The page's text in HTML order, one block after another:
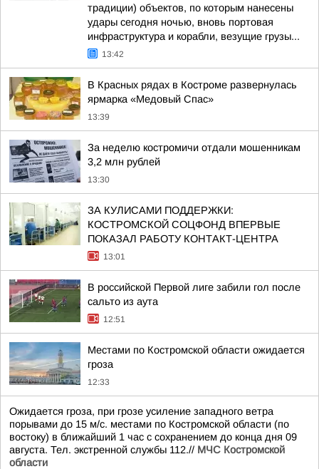
традиции) объектов, по которым нанесены
удары сегодня ночью, вновь портовая
инфраструктура и корабли, везущие грузы...
13:42
В Красных рядах в Костроме развернулась
ярмарка «Медовый Спас»
13:39
За неделю костромичи отдали мошенникам
3,2 млн рублей
13:30
ЗА КУЛИСАМИ ПОДДЕРЖКИ:
КОСТРОМСКОЙ СОЦФОНД ВПЕРВЫЕ
ПОКАЗАЛ РАБОТУ КОНТАКТ-ЦЕНТРА
13:01
В российской Первой лиге забили гол после
сальто из аута
12:51
Местами по Костромской области ожидается
гроза
12:33
Ожидается гроза, при грозе усиление западного ветра
порывами до 15 м/с. местами по Костромской области (по
востоку) в ближайший 1 час с сохранением до конца дня 09
августа. Тел. экстренной службы 112.// МЧС Костромской
области